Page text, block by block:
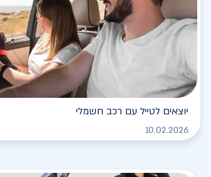
יוצאים לטייל עם רכב חשמלי
10.02.2026